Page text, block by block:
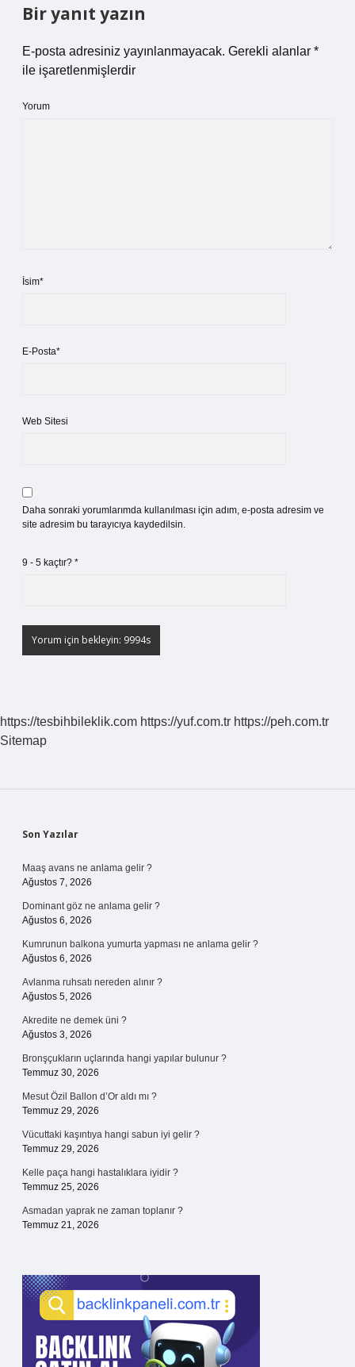
Bir yanıt yazın
E-posta adresiniz yayınlanmayacak. Gerekli alanlar *
ile işaretlenmişlerdir
Yorum
İsim*
E-Posta*
Web Sitesi
Daha sonraki yorumlarımda kullanılması için adım, e-posta adresim ve
site adresim bu tarayıcıya kaydedilsin.
9 - 5 kaçtır? *
https://tesbihbileklik.com https://yuf.com.tr https://peh.com.tr
Sitemap
Sidebar
Son Yazılar
Maaş avans ne anlama gelir ?
Ağustos 7, 2026
Dominant göz ne anlama gelir ?
Ağustos 6, 2026
Kumrunun balkona yumurta yapması ne anlama gelir ?
Ağustos 6, 2026
Avlanma ruhsatı nereden alınır ?
Ağustos 5, 2026
Akredite ne demek üni ?
Ağustos 3, 2026
Bronşçukların uçlarında hangi yapılar bulunur ?
Temmuz 30, 2026
Mesut Özil Ballon d’Or aldı mı ?
Temmuz 29, 2026
Vücuttaki kaşıntıya hangi sabun iyi gelir ?
Temmuz 29, 2026
Kelle paça hangi hastalıklara iyidir ?
Temmuz 25, 2026
Asmadan yaprak ne zaman toplanır ?
Temmuz 21, 2026